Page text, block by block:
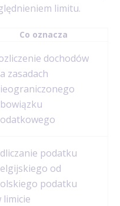
limitu.
Co oznacza
dochodów
zasadach
podatku
od
podatku
limicie